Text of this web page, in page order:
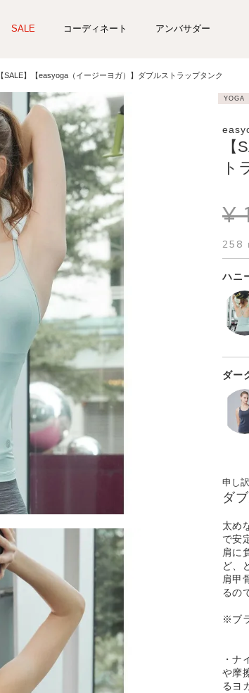
SALE コーディネート アンバサダー
【SALE】【easyoga（イージーヨガ）】ダブルストラップタンク
YOGA
ト
¥
258
ハニ
ダー
申し
ダ
太め
で安
肩に
ど、
肩甲
るの
※ブ
・ナ
や摩
るヨ